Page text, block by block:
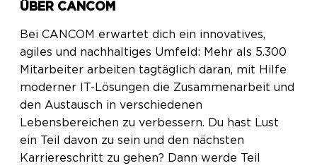
ÜBER CANCOM
Bei CANCOM erwartet dich ein innovatives,
agiles und nachhaltiges Umfeld: Mehr als 5.300
Mitarbeiter arbeiten tagtäglich daran, mit Hilfe
moderner IT-Lösungen die Zusammenarbeit und
den Austausch in verschiedenen
Lebensbereichen zu verbessern. Du hast Lust
ein Teil davon zu sein und den nächsten
Karriereschritt zu gehen? Dann werde Teil